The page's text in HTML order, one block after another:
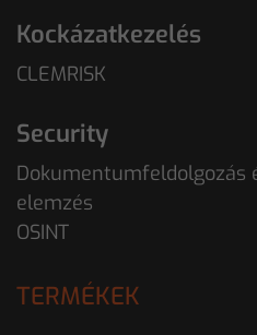
Kockázatkezelés
CLEMRISK
Security
Dokumentumfeldolgozás
elemzés
OSINT
TERMÉKEK